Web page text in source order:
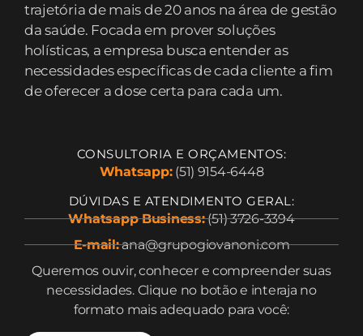
trajetória de mais de 20 anos na área de gestão
da saúde. Focada em prover soluções
holísticas, a empresa busca entender as
necessidades específicas de cada cliente a fim
de oferecer a dose certa para cada um.
CONSULTORIA E ORÇAMENTOS:
Whatsapp:(51) 9154-6448
DÚVIDAS E ATENDIMENTO GERAL:
Whatsapp Business:(51) 3726-3394
E-mail:ana@grupogiovanoni.com
Queremos ouvir, conhecer e compreender suas
necessidades. Clique no botão e interaja no
formato mais adequado para você: